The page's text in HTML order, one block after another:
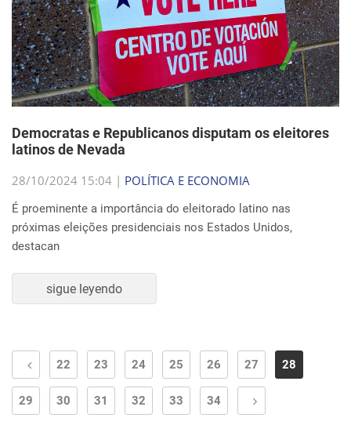
Democratas e Republicanos disputam os eleitores
latinos de Nevada
28/10/2024 15:04 | POLÍTICA E ECONOMIA
É proeminente a importância do eleitorado latino nas
próximas eleições presidenciais nos Estados Unidos,
destacan
sigue leyendo
22 23 24 25 26 27 28
29 30 31 32 33 34